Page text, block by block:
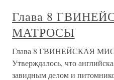
Глава 8
МАТРОСЫ
Глава 8 ГВИНЕЙСКАЯ
Утверждалось, что
завидным делом и